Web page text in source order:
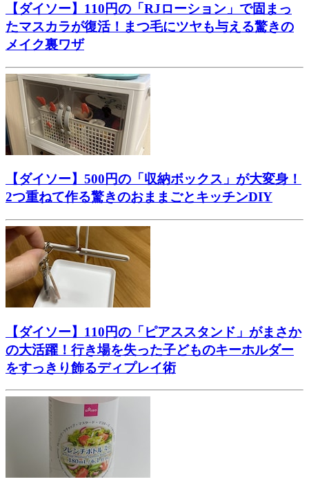
【ダイソー】110円の「RJローション」で固まっ
たマスカラが復活！まつ毛にツヤも与える驚きの
メイク裏ワザ
【ダイソー】500円の「収納ボックス」が大変身！
2つ重ねて作る驚きのおままごとキッチンDIY
【ダイソー】110円の「ピアススタンド」がまさか
の大活躍！行き場を失った子どものキーホルダー
をすっきり飾るディプレイ術